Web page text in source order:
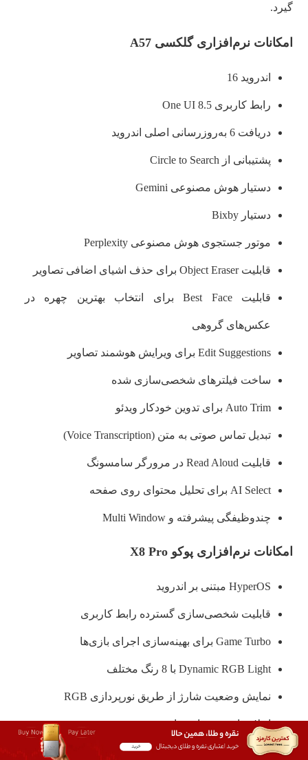
گیرد.
امکانات نرم‌افزاری گلکسی A57
اندروید 16
رابط کاربری One UI 8.5
دریافت 6 به‌روزرسانی اصلی اندروید
پشتیبانی از Circle to Search
دستیار هوش مصنوعی Gemini
دستیار Bixby
موتور جستجوی هوش مصنوعی Perplexity
قابلیت Object Eraser برای حذف اشیای اضافی تصاویر
قابلیت Best Face برای انتخاب بهترین چهره در
عکس‌های گروهی
Edit Suggestions برای ویرایش هوشمند تصاویر
ساخت فیلترهای شخصی‌سازی شده
Auto Trim برای تدوین خودکار ویدئو
تبدیل تماس صوتی به متن (Voice Transcription)
قابلیت Read Aloud در مرورگر سامسونگ
AI Select برای تحلیل محتوای روی صفحه
چندوظیفگی پیشرفته و Multi Window
امکانات نرم‌افزاری پوکو X8 Pro
HyperOS مبتنی بر اندروید
قابلیت شخصی‌سازی گسترده رابط کاربری
Game Turbo برای بهینه‌سازی اجرای بازی‌ها
Dynamic RGB Light با 8 رنگ مختلف
نمایش وضعیت شارژ از طریق نورپردازی RGB
اعلان‌های نوری اختصاصی
هماهنگی نورپردازی با موسیقی